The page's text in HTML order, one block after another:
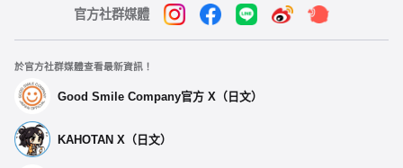
官方社群媒體
於官方社群媒體查看最新資訊！
Good Smile Company官方 X（日文）
KAHOTAN X（日文）